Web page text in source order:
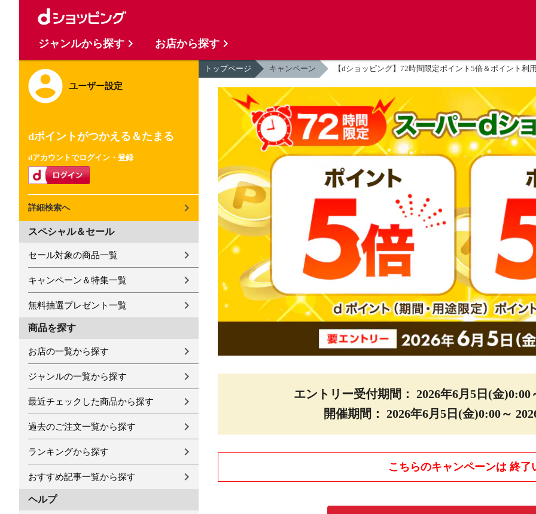
ユーザー設定
dポイントがつかえる＆たまる
dアカウントでログイン・登録
詳細検索へ
スペシャル＆セール
セール対象の商品一覧
キャンペーン＆特集一覧
無料抽選プレゼント一覧
商品を探す
お店の一覧から探す
ジャンルの一覧から探す
最近チェックした商品から探す
過去のご注文一覧から探す
ランキングから探す
おすすめ記事一覧から探す
ヘルプ
トップページ キャンペーン 【dショッピング】72時間限定ポイント5倍＆ポイント利
エントリー受付期間 ：
2026年6月5日(金)0:00
開催期間 ： 2026年6月5日(金)0:00～
こちらのキャンペーンは終了
ジャンルから探す お店から探す